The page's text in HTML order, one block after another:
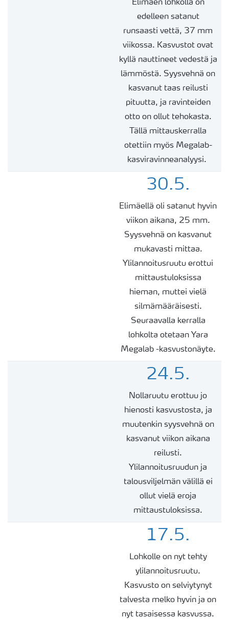
Elimäen lohkolla on
edelleen satanut
runsaasti vettä, 37 mm
viikossa. Kasvustot ovat
kyllä nauttineet vedestä ja
lämmöstä. Syysvehnä on
kasvanut taas reilusti
pituutta, ja ravinteiden
otto on ollut tehokasta.
Tällä mittauskerralla
otettiin myös Megalab-
kasviravinneanalyysi.
30.5.
Elimäellä oli satanut hyvin
viikon aikana, 25 mm.
Syysvehnä on kasvanut
mukavasti mittaa.
Ylilannoitusruutu erottui
mittaustuloksissa
hieman, muttei vielä
silmämääräisesti.
Seuraavalla kerralla
lohkolta otetaan Yara
Megalab -kasvustonäyte.
24.5.
Nollaruutu erottuu jo
hienosti kasvustosta, ja
muutenkin syysvehnä on
kasvanut viikon aikana
reilusti.
Ylilannoitusruudun ja
talousviljelmän välillä ei
ollut vielä eroja
mittaustuloksissa.
17.5.
Lohkolle on nyt tehty
ylilannoitusruutu.
Kasvusto on selviytynyt
talvesta melko hyvin ja on
nyt tasaisessa kasvussa.